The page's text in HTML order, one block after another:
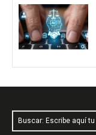
Buscar: Escribe aquí